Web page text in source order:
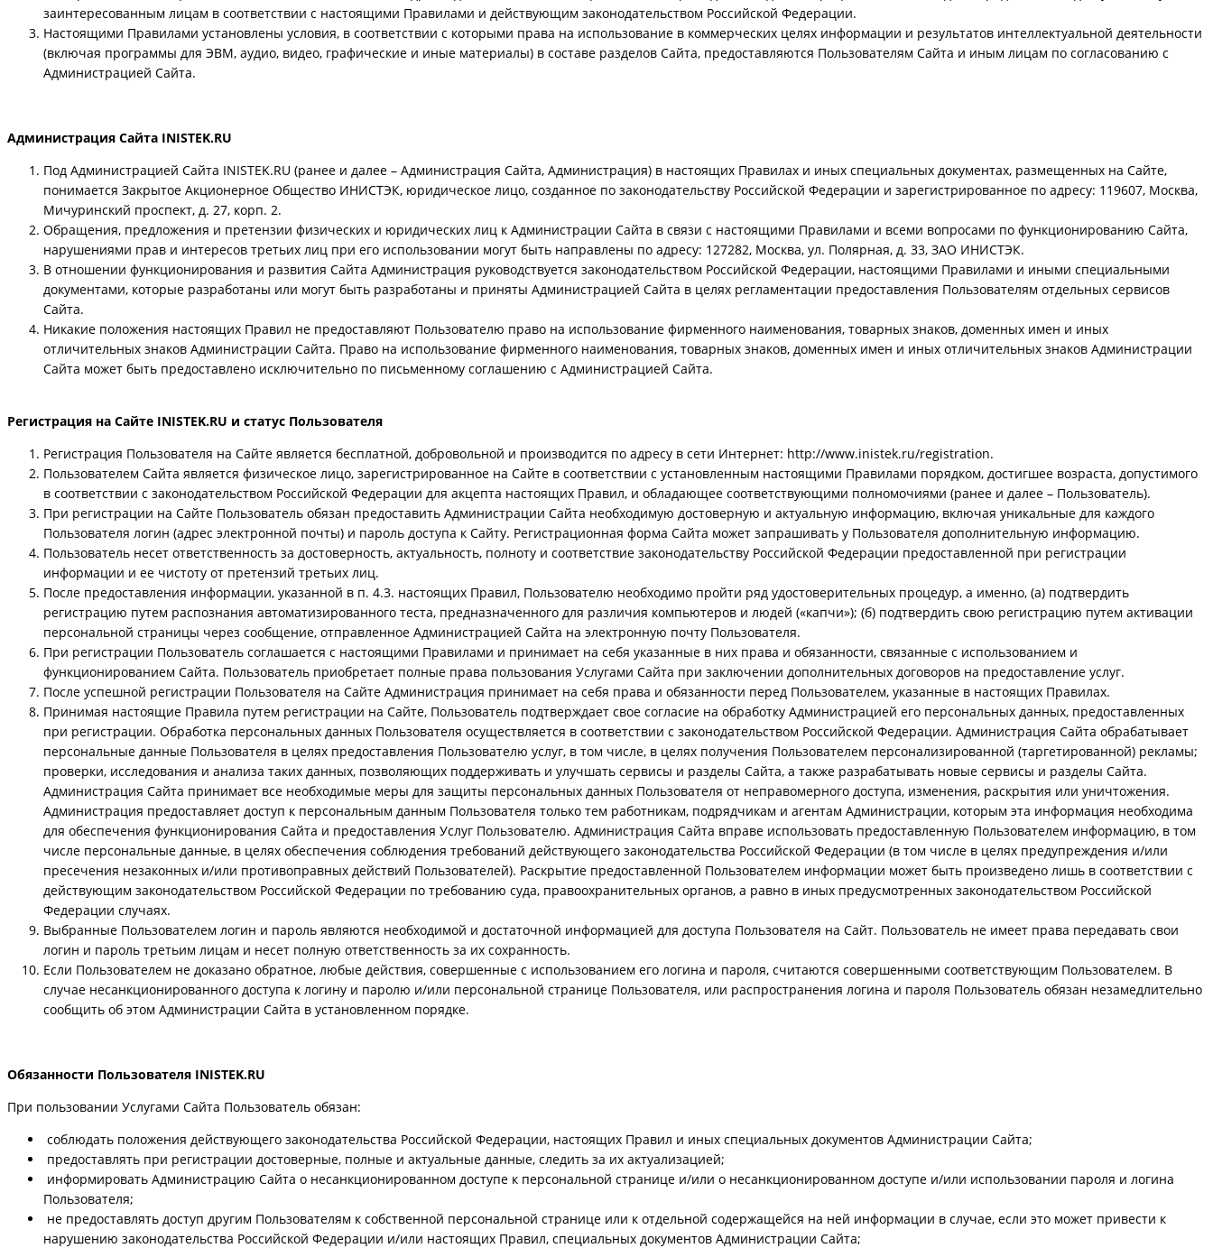
заинтересованным лицам в соответствии с настоящими Правилами и действующим законодательством Российской Федерации.
Настоящими Правилами установлены условия, в соответствии с которыми права на использование в коммерческих целях информации и результатов интеллектуальной деятельности
(включая программы для ЭВМ, аудио, видео, графические и иные материалы) в составе разделов Сайта, предоставляются Пользователям Сайта и иным лицам по согласованию с
Администрацией Сайта.
Администрация Сайта INISTEK.RU
Под Администрацией Сайта INISTEK.RU (ранее и далее – Администрация Сайта, Администрация) в настоящих Правилах и иных специальных документах, размещенных на Сайте,
понимается Закрытое Акционерное Общество ИНИСТЭК, юридическое лицо, созданное по законодательству Российской Федерации и зарегистрированное по адресу: 119607, Москва,
Мичуринский проспект, д. 27, корп. 2.
Обращения, предложения и претензии физических и юридических лиц к Администрации Сайта в связи с настоящими Правилами и всеми вопросами по функционированию Сайта,
нарушениями прав и интересов третьих лиц при его использовании могут быть направлены по адресу: 127282, Москва, ул. Полярная, д. 33, ЗАО ИНИСТЭК.
В отношении функционирования и развития Сайта Администрация руководствуется законодательством Российской Федерации, настоящими Правилами и иными специальными
документами, которые разработаны или могут быть разработаны и приняты Администрацией Сайта в целях регламентации предоставления Пользователям отдельных сервисов
Сайта.
Никакие положения настоящих Правил не предоставляют Пользователю право на использование фирменного наименования, товарных знаков, доменных имен и иных
отличительных знаков Администрации Сайта. Право на использование фирменного наименования, товарных знаков, доменных имен и иных отличительных знаков Администрации
Сайта может быть предоставлено исключительно по письменному соглашению с Администрацией Сайта.
Регистрация на Сайте INISTEK.RU и статус Пользователя
Регистрация Пользователя на Сайте является бесплатной, добровольной и производится по адресу в сети Интернет: http://www.inistek.ru/registration.
Пользователем Сайта является физическое лицо, зарегистрированное на Сайте в соответствии с установленным настоящими Правилами порядком, достигшее возраста, допустимого
в соответствии с законодательством Российской Федерации для акцепта настоящих Правил, и обладающее соответствующими полномочиями (ранее и далее – Пользователь).
При регистрации на Сайте Пользователь обязан предоставить Администрации Сайта необходимую достоверную и актуальную информацию, включая уникальные для каждого
Пользователя логин (адрес электронной почты) и пароль доступа к Сайту. Регистрационная форма Сайта может запрашивать у Пользователя дополнительную информацию.
Пользователь несет ответственность за достоверность, актуальность, полноту и соответствие законодательству Российской Федерации предоставленной при регистрации
информации и ее чистоту от претензий третьих лиц.
После предоставления информации, указанной в п. 4.3. настоящих Правил, Пользователю необходимо пройти ряд удостоверительных процедур, а именно, (а) подтвердить
регистрацию путем распознания автоматизированного теста, предназначенного для различия компьютеров и людей («капчи»); (б) подтвердить свою регистрацию путем активации
персональной страницы через сообщение, отправленное Администрацией Сайта на электронную почту Пользователя.
При регистрации Пользователь соглашается с настоящими Правилами и принимает на себя указанные в них права и обязанности, связанные с использованием и
функционированием Сайта. Пользователь приобретает полные права пользования Услугами Сайта при заключении дополнительных договоров на предоставление услуг.
После успешной регистрации Пользователя на Сайте Администрация принимает на себя права и обязанности перед Пользователем, указанные в настоящих Правилах.
Принимая настоящие Правила путем регистрации на Сайте, Пользователь подтверждает свое согласие на обработку Администрацией его персональных данных, предоставленных
при регистрации. Обработка персональных данных Пользователя осуществляется в соответствии с законодательством Российской Федерации. Администрация Сайта обрабатывает
персональные данные Пользователя в целях предоставления Пользователю услуг, в том числе, в целях получения Пользователем персонализированной (таргетированной) рекламы;
проверки, исследования и анализа таких данных, позволяющих поддерживать и улучшать сервисы и разделы Сайта, а также разрабатывать новые сервисы и разделы Сайта.
Администрация Сайта принимает все необходимые меры для защиты персональных данных Пользователя от неправомерного доступа, изменения, раскрытия или уничтожения.
Администрация предоставляет доступ к персональным данным Пользователя только тем работникам, подрядчикам и агентам Администрации, которым эта информация необходима
для обеспечения функционирования Сайта и предоставления Услуг Пользователю. Администрация Сайта вправе использовать предоставленную Пользователем информацию, в том
числе персональные данные, в целях обеспечения соблюдения требований действующего законодательства Российской Федерации (в том числе в целях предупреждения и/или
пресечения незаконных и/или противоправных действий Пользователей). Раскрытие предоставленной Пользователем информации может быть произведено лишь в соответствии с
действующим законодательством Российской Федерации по требованию суда, правоохранительных органов, а равно в иных предусмотренных законодательством Российской
Федерации случаях.
Выбранные Пользователем логин и пароль являются необходимой и достаточной информацией для доступа Пользователя на Сайт. Пользователь не имеет права передавать свои
логин и пароль третьим лицам и несет полную ответственность за их сохранность.
Если Пользователем не доказано обратное, любые действия, совершенные с использованием его логина и пароля, считаются совершенными соответствующим Пользователем. В
случае несанкционированного доступа к логину и паролю и/или персональной странице Пользователя, или распространения логина и пароля Пользователь обязан незамедлительно
сообщить об этом Администрации Сайта в установленном порядке.
Обязанности Пользователя INISTEK.RU
При пользовании Услугами Сайта Пользователь обязан:
соблюдать положения действующего законодательства Российской Федерации, настоящих Правил и иных специальных документов Администрации Сайта;
предоставлять при регистрации достоверные, полные и актуальные данные, следить за их актуализацией;
информировать Администрацию Сайта о несанкционированном доступе к персональной странице и/или о несанкционированном доступе и/или использовании пароля и логина
Пользователя;
не предоставлять доступ другим Пользователям к собственной персональной странице или к отдельной содержащейся на ней информации в случае, если это может привести к
нарушению законодательства Российской Федерации и/или настоящих Правил, специальных документов Администрации Сайта;